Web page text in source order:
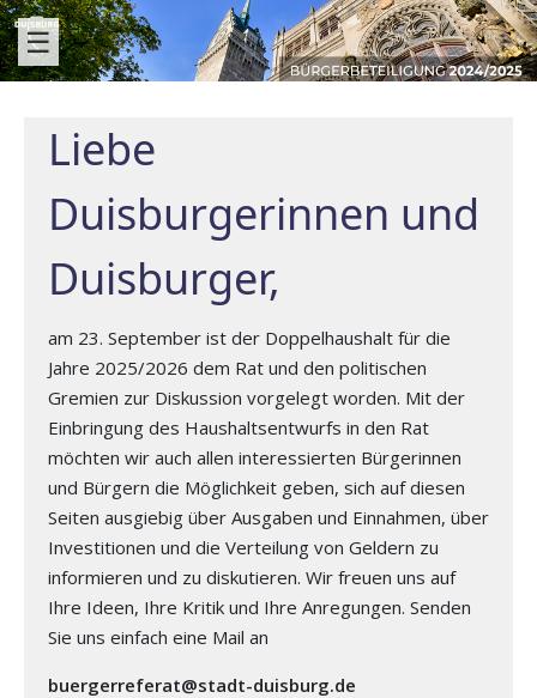
☰
Liebe
Duisburgerinnen und
Duisburger,
am 23. September ist der Doppelhaushalt für die
Jahre 2025/2026 dem Rat und den politischen
Gremien zur Diskussion vorgelegt worden. Mit der
Einbringung des Haushaltsentwurfs in den Rat
möchten wir auch allen interessierten Bürgerinnen
und Bürgern die Möglichkeit geben, sich auf diesen
Seiten ausgiebig über Ausgaben und Einnahmen, über
Investitionen und die Verteilung von Geldern zu
informieren und zu diskutieren. Wir freuen uns auf
Ihre Ideen, Ihre Kritik und Ihre Anregungen. Senden
Sie uns einfach eine Mail an
buergerreferat@stadt-duisburg.de